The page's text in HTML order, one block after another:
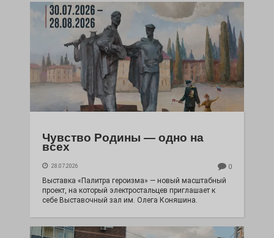
Чувство Родины — одно на
всех
28.07.2026 0
Выставка «Палитра героизма» — новый масштабный
проект, на который электростальцев приглашает к
себе Выставочный зал им. Олега Коняшина.